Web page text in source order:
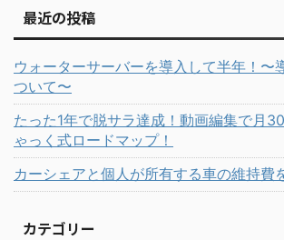
最近の投稿
ウォーターサーバーを導入して半年！〜
ついて〜
たった1年で脱サラ達成！動画編集で月
ゃっく式ロードマップ！
カーシェアと個人が所有する車の維持費
カテゴリー